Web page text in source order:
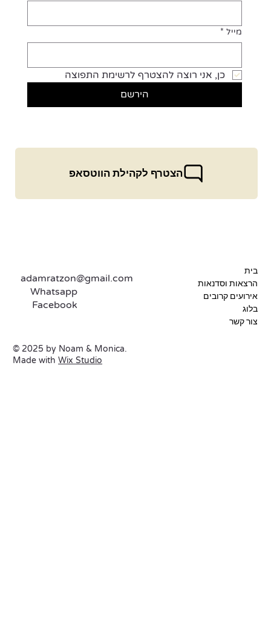
מייל *
כן, אני רוצה להצטרף לרשימת התפוצה
הירשם
adamratzon@gmail.com
Whatsapp
Facebook
הצטרף לקהילת הווטסאפ
© 2025 by Noam & Monica.
Made withWix Studio
בית
הרצאות וסדנאות
אירועים קרובים
בלוג
צור קשר